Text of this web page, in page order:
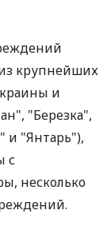
крупнейших
и
"Березка",
и "Янтарь"),
с
несколько